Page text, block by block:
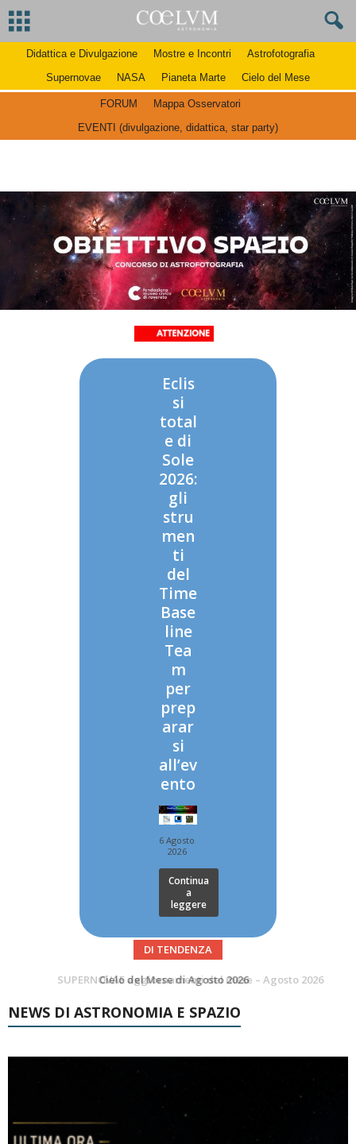
Didattica e Divulgazione Mostre e Incontri
Astrofotografia
Supernovae
NASA Pianeta Marte Cielo del Mese
FORUM
Mappa Osservatori
EVENTI (divulgazione, didattica, star party)
Eclis
si
total
e di
Sole
2026:
gli
stru
men
ti
del
Time
Base
line
Tea
m
per
prep
arar
si
all’ev
ento
6 Agosto
2026
Continua
a
leggere
DI TENDENZA
SUPERNOVAE aggiornamenti del mese – Agosto 2026
Le Comete del mese di Agosto: LA 10P/TEMPEL AL PERIELIO
NEWS DI ASTRONOMIA E SPAZIO